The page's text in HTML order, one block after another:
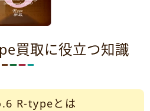
買取に役立つ知識
R-typeとは